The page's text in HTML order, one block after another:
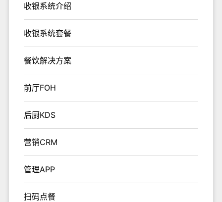
收银系统介绍
收银系统套餐
餐饮解决方案
前厅FOH
后厨KDS
营销CRM
管理APP
扫码点餐